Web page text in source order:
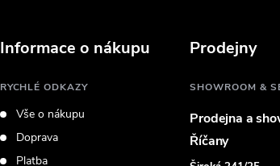
Prodejny
SHOWROOM &
Prodejna a
Říčany
Informace o nákupu
RYCHLÉ ODKAZY
Vše o nákupu
Doprava
Platba